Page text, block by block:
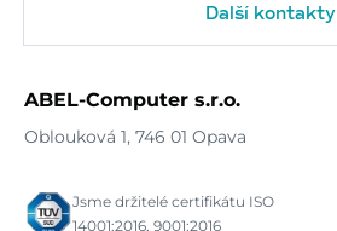
Další kontakty
ABEL-Computer s.r.o.
Oblouková 1, 746 01 Opava
Jsme držitelé certifikátu ISO
14001:2016, 9001:2016